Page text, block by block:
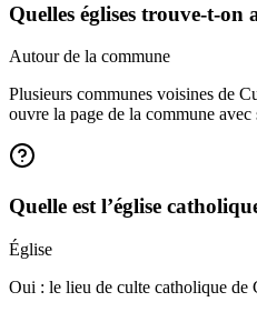
Quelles églises trouve-t-
Autour de la commune
Plusieurs communes voisines de
ouvre la page de la commune avec
Quelle est l’église
Église
Oui : le lieu de culte catholique de